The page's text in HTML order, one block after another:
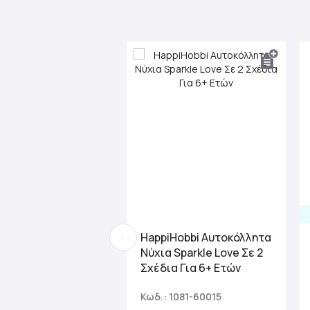
HappiHobbi Αυτοκόλλητα
Νύχια Sparkle Love Σε 2
Σχέδια Για 6+ Ετών
Κωδ.: 1081-60015